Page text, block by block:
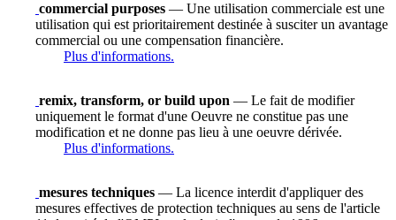
commercial purposes — Une utilisation commerciale est une
utilisation qui est prioritairement destinée à susciter un avantage
commercial ou une compensation financière.
Plus d'informations.
remix, transform, or build upon — Le fait de modifier
uniquement le format d'une Oeuvre ne constitue pas une
modification et ne donne pas lieu à une oeuvre dérivée.
Plus d'informations.
mesures techniques — La licence interdit d'appliquer des
mesures effectives de protection techniques au sens de l'article